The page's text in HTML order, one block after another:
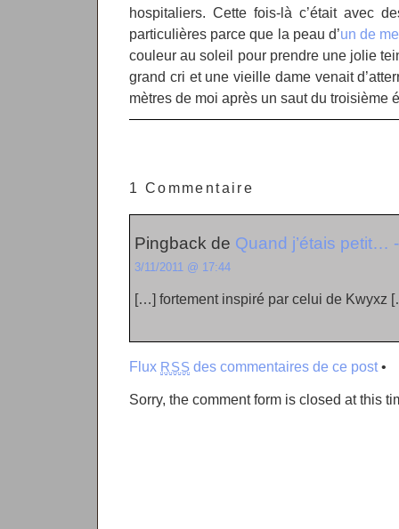
hospitaliers. Cette fois-là c’était avec
particulières parce que la peau d’un de
couleur au soleil pour prendre une jolie
grand cri et une vieille dame venait
mètres de moi après un saut du troisième
1 Commentaire
Pingback de Quand j’étais petit…
3/11/2011 @ 17:44
[…] fortement inspiré par celui de Kwyxz
Flux RSS des commentaires de ce post•
Sorry, the comment form is closed at this